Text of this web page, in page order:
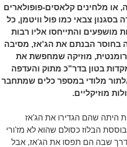
או מלחינים קלאסים-פופולארים
בסגנון צבאי כמו פול וויטמן, כל
מושפעים והתייחסו אליו רבות
בחוסר הבנתם את הג'אז, מסיבה
מוזיקה שמחפשת את
בטון בדר"כ מתוק והעדפה
מלודי במספר כלים שמתחבר
מוזיקליים.
היתה שהם הגדירו את הג'אז
הבלוז כסולם שהוא לא מז'ורי
שבה הם תפסו את הג'אז, אבל